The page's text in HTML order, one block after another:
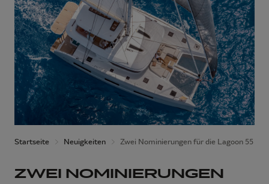
Startseite Neuigkeiten Zwei Nominierungen für die Lagoon 55
ZWEI NOMINIERUNGEN